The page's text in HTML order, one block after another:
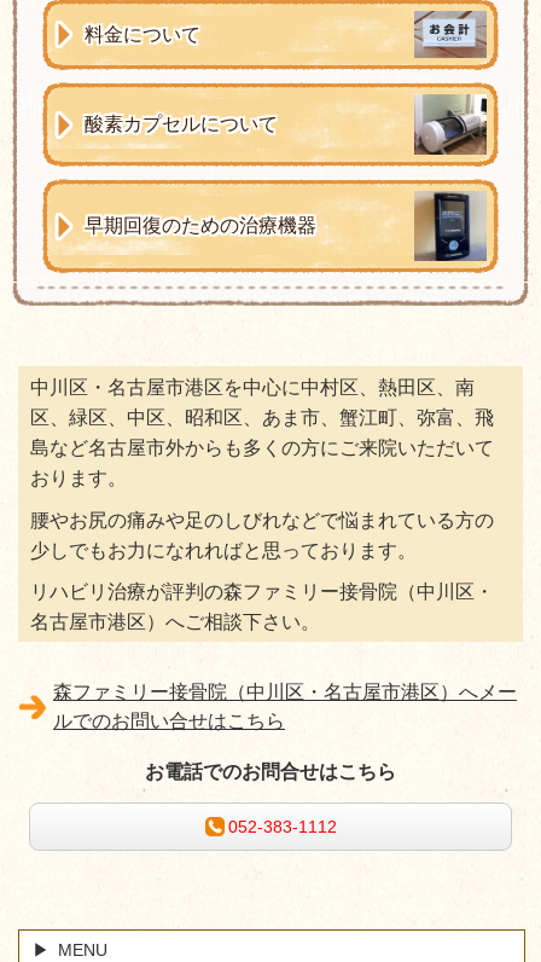
料金について
酸素カプセルについて
早期回復のための治療機器
中川区・名古屋市港区を中心に中村区、熱田区、南
区、緑区、中区、昭和区、あま市、蟹江町、弥富、飛
島など名古屋市外からも多くの方にご来院いただいて
おります。
腰やお尻の痛みや足のしびれなどで悩まれている方の
少しでもお力になれればと思っております。
リハビリ治療が評判の森ファミリー接骨院（中川区・
名古屋市港区）へご相談下さい。
森ファミリー接骨院（中川区・名古屋市港区）へメー
ルでのお問い合せはこちら
お電話でのお問合せはこちら
052-383-1112
MENU